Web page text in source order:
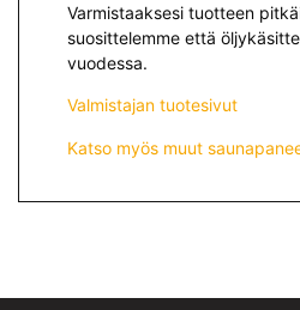
Varmistaaksesi tuotteen
suosittelemme että
vuodessa.
Valmistajan tuotesivut
Katso myös muut